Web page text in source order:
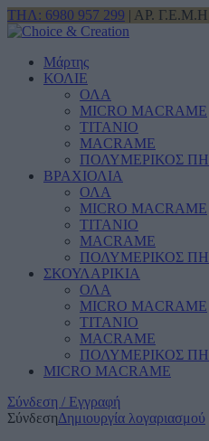
ΤΗΛ: 6980 957 299 | ΑΡ.
Μάρτης
ΚΟΛΙΕ
ΟΛΑ
MICRO MACRAME
ΤΙΤΑΝΙΟ
MACRAME
ΠΟΛΥΜΕΡΙΚΟΣ
ΒΡΑΧΙΟΛΙΑ
ΟΛΑ
MICRO MACRAME
ΤΙΤΑΝΙΟ
MACRAME
ΠΟΛΥΜΕΡΙΚΟΣ
ΣΚΟΥΛΑΡΙΚΙΑ
ΟΛΑ
MICRO MACRAME
ΤΙΤΑΝΙΟ
MACRAME
ΠΟΛΥΜΕΡΙΚΟΣ
MICRO MACRAME
Σύνδεση / Εγγραφή
ΣύνδεσηΔημιουργία λογαριασμού